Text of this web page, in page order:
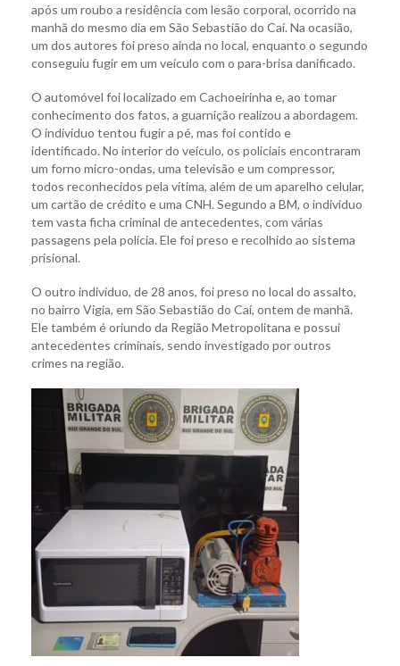
após um roubo a residência com lesão corporal, ocorrido na
manhã do mesmo dia em São Sebastião do Caí. Na ocasião,
um dos autores foi preso ainda no local, enquanto o segundo
conseguiu fugir em um veículo com o para-brisa danificado.
O automóvel foi localizado em Cachoeirinha e, ao tomar
conhecimento dos fatos, a guarnição realizou a abordagem.
O indivíduo tentou fugir a pé, mas foi contido e
identificado. No interior do veículo, os policiais encontraram
um forno micro-ondas, uma televisão e um compressor,
todos reconhecidos pela vítima, além de um aparelho celular,
um cartão de crédito e uma CNH. Segundo a BM, o indivíduo
tem vasta ficha criminal de antecedentes, com várias
passagens pela polícia. Ele foi preso e recolhido ao sistema
prisional.
O outro indivíduo, de 28 anos, foi preso no local do assalto,
no bairro Vigia, em São Sebastião do Caí, ontem de manhã.
Ele também é oriundo da Região Metropolitana e possui
antecedentes criminais, sendo investigado por outros
crimes na região.